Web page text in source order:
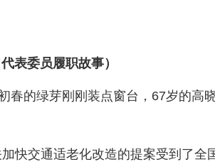
表委员履职故事）
春的绿芽刚刚装点窗台，67岁的高
快交通适老化改造的提案受到了全